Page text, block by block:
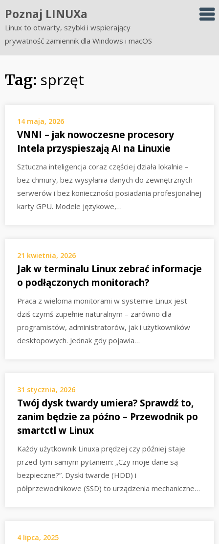
to
content
Poznaj LINUXa
Linux to otwarty, szybki i wspierający
prywatność zamiennik dla Windows i macOS
Tag: sprzęt
14 maja, 2026
VNNI – jak nowoczesne procesory
Intela przyspieszają AI na Linuxie
Sztuczna inteligencja coraz częściej działa lokalnie –
bez chmury, bez wysyłania danych do zewnętrznych
serwerów i bez konieczności posiadania profesjonalnej
karty GPU. Modele językowe,…
21 kwietnia, 2026
Jak w terminalu Linux zebrać informacje
o podłączonych monitorach?
Praca z wieloma monitorami w systemie Linux jest
dziś czymś zupełnie naturalnym – zarówno dla
programistów, administratorów, jak i użytkowników
desktopowych. Jednak gdy pojawia…
31 stycznia, 2026
Twój dysk twardy umiera? Sprawdź to,
zanim będzie za późno – Przewodnik po
smartctl w Linux
Każdy użytkownik Linuxa prędzej czy później staje
przed tym samym pytaniem: „Czy moje dane są
bezpieczne?”. Dyski twarde (HDD) i
półprzewodnikowe (SSD) to urządzenia mechaniczne…
4 lipca, 2025